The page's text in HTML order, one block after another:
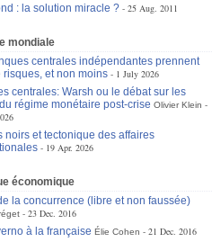
: la solution miracle ?
25 Aug. 2011
mondiale
centrales indépendantes prennent
risques, et non moins
1 July 2026
centrales: Warsh ou le débat sur les
régime monétaire post-crise Olivier Klein
noirs et tectonique des affaires
19 Apr. 2026
économique
la concurrence (libre et non faussée)
23 Dec. 2016
à la française Élie Cohen
21 Dec. 2016